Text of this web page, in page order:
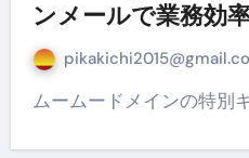
ンメールで業務効
ムームードメインの特